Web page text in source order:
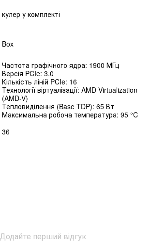
кулер у комплекті
Box
Частота графічного ядра: 1900 МГц
Версія PCIe: 3.0
Кількість ліній PCIe: 16
Технології віртуалізації: AMD Virtualization
(AMD-V)
Тепловиділення (Base TDP): 65 Вт
Максимальна робоча температура: 95 °C
36
Додайте перший відгук